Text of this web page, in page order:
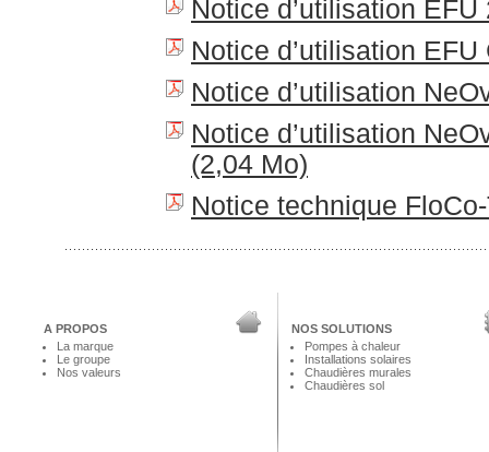
Notice d’utilisation
Notice d’utilisation
Notice d’utilisation
Notice d’utilisation
(2,04 Mo)
Notice technique
A PROPOS
La marque
Le groupe
Nos valeurs
NOS SOLUTIONS
Pompes à chaleur
Installations solaires
Chaudières murales
Chaudières sol